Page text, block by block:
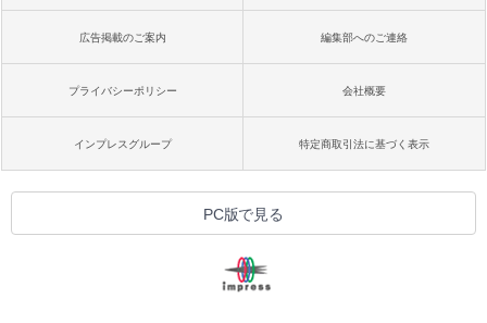
広告掲載のご案内 編集部へのご連絡
プライバシーポリシー 会社概要
インプレスグループ 特定商取引法に基づく表示
PC版で見る